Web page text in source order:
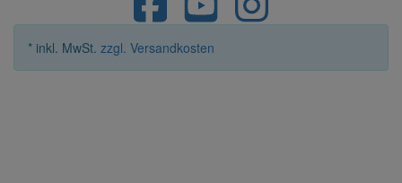
* inkl. MwSt. zzgl. Versandkosten